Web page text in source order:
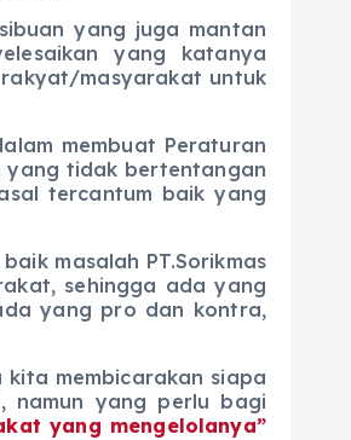
yang juga mantan
yang katanya
masyarakat untuk
membuat Peraturan
yang tidak bertentangan
tercantum baik yang
masalah PT.Sorikmas
sehingga ada yang
yang pro dan kontra,
membicarakan siapa
namun yang perlu bagi
yang mengelolanya”